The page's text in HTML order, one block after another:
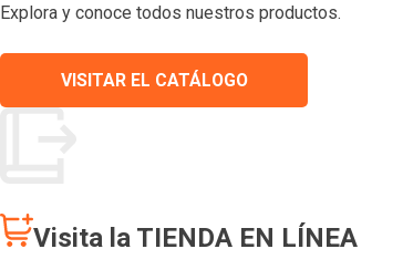
Explora y conoce todos nuestros productos.
VISITAR EL CATÁLOGO
Visita la TIENDA EN LÍNEA